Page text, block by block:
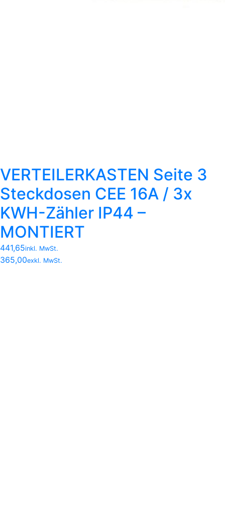
VERTEILERKASTEN Seite 3
Steckdosen CEE 16A / 3x
KWH-Zähler IP44 –
MONTIERT
441,65inkl. MwSt.
365,00exkl. MwSt.